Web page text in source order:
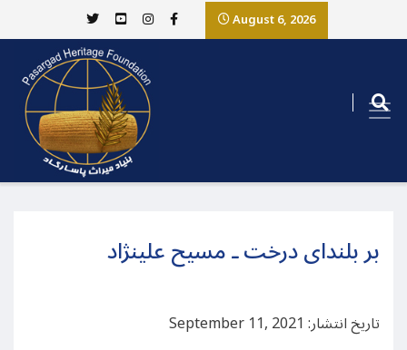
August 6, 2026
بر بلندای درخت ـ مسیح علینژاد
تاریخ انتشار: September 11, 2021